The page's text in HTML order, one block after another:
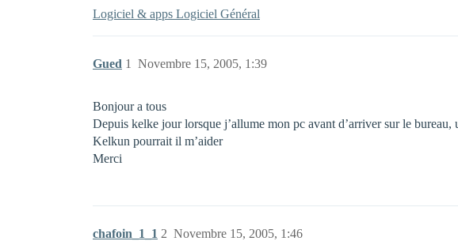
Logiciel & apps Logiciel Général
Gued Novembre 15, 2005, 1:39
1
Bonjour a tous
Depuis kelke jour lorsque j’allume mon pc avant d’arriver sur le
Kelkun pourrait il m’aider
Merci
chafoin_1_1 Novembre 15, 2005, 1:46
2